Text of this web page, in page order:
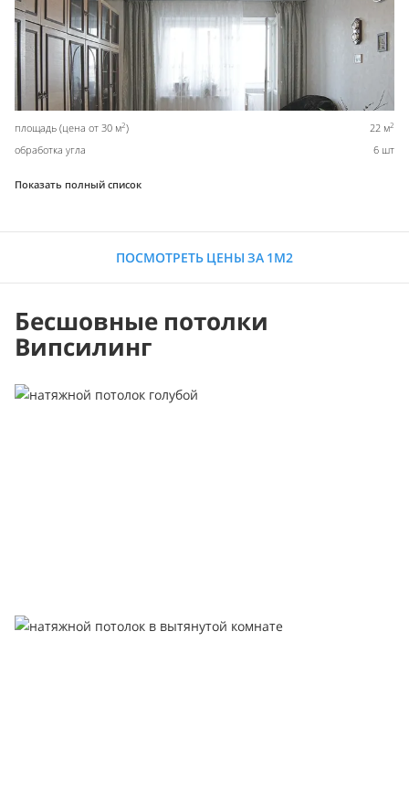
площадь (цена от 30 м2) 22 м2
обработка угла 6 шт
Показать полный список
ПОСМОТРЕТЬ ЦЕНЫ ЗА 1М2
Бесшовные потолки
Випсилинг